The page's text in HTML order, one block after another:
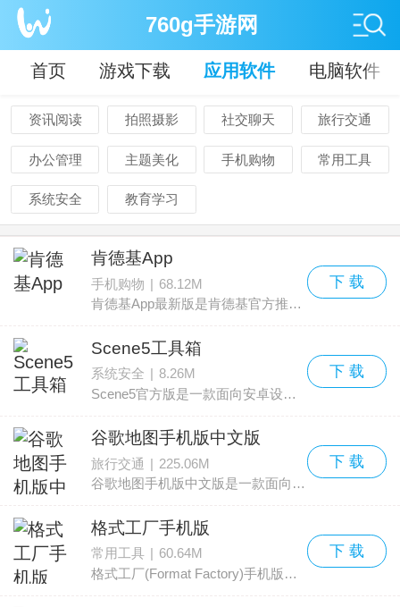
760g手游网
首页 游戏下载 应用软件 电脑软件
资讯阅读 拍照摄影 社交聊天 旅行交通
办公管理 主题美化 手机购物 常用工具
系统安全 教育学习
肯德基App
手机购物 | 68.12M
肯德基App最新版是肯德基官方推出的订餐应用。作为一款受欢迎的炸鸡订餐平台，用户可以在这里浏览丰富的炸鸡美食，也可以查询附近门店，快速找到就近的肯德基。常常光顾肯德基的
下 载
Scene5工具箱
系统安全 | 8.26M
Scene5官方版是一款面向安卓设备的专业级系统优化工具，功能覆盖面广，适合爱好折腾手机的用户。它可以突破系统默认限制，方便地对手机做各类测试，功能包括硬件监控、性能调校、帧
下 载
谷歌地图手机版中文版
旅行交通 | 225.06M
谷歌地图手机版中文版是一款面向手机用户的地图导航应用。谷歌地图App收录了220个国家和地区的详尽地图数据，覆盖范围广且定位精确。当您驾车、骑行或步行出行时，内置的GPS语
下 载
格式工厂手机版
常用工具 | 60.64M
格式工厂(Format Factory)手机版是一款用于视频文件格式转换的应用。功能覆盖视频格式互换、视频压缩和视频转音频等常用需求。以视频压缩和格式转换为例，应用支持MP4、MKV、
下 载